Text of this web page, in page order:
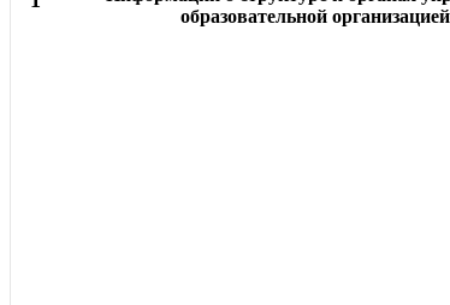
образовательной организацией